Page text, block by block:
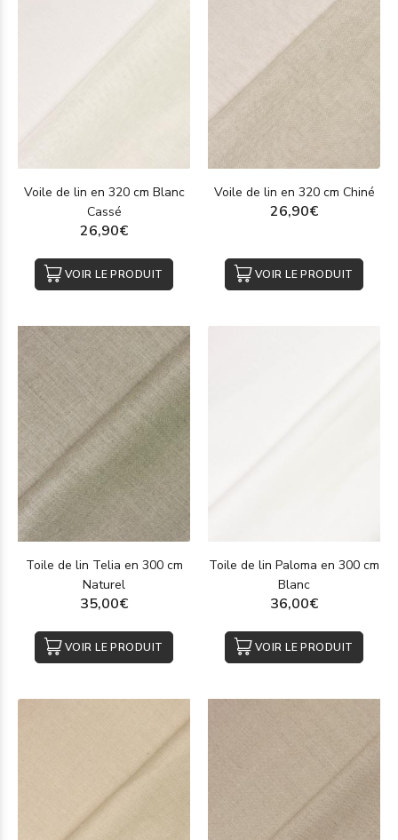
Voile de lin en 320 cm Blanc
Cassé
26,90€
VOIR LE PRODUIT
Voile de lin en 320 cm Chiné
26,90€
VOIR LE PRODUIT
Toile de lin Telia en 300 cm
Naturel
35,00€
VOIR LE PRODUIT
Toile de lin Paloma en 300 cm
Blanc
36,00€
VOIR LE PRODUIT